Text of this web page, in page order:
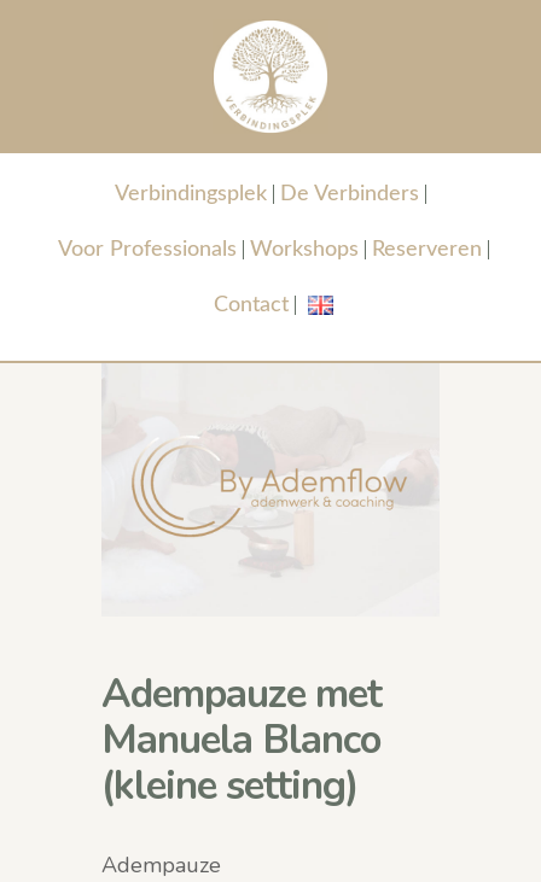
Verbindingsplek De Verbinders
Voor Professionals Workshops Reserveren
Contact
Adempauze met
Manuela Blanco
(kleine setting)
Adempauze